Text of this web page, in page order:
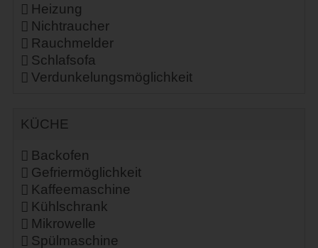
Heizung
Nichtraucher
Rauchmelder
Schlafsofa
Verdunkelungsmöglichkeit
KÜCHE
Backofen
Gefriermöglichkeit
Kaffeemaschine
Kühlschrank
Mikrowelle
Spülmaschine